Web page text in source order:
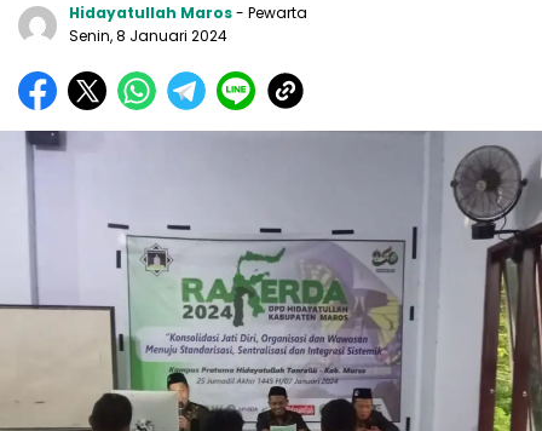
Hidayatullah Maros- Pewarta
Senin, 8 Januari 2024